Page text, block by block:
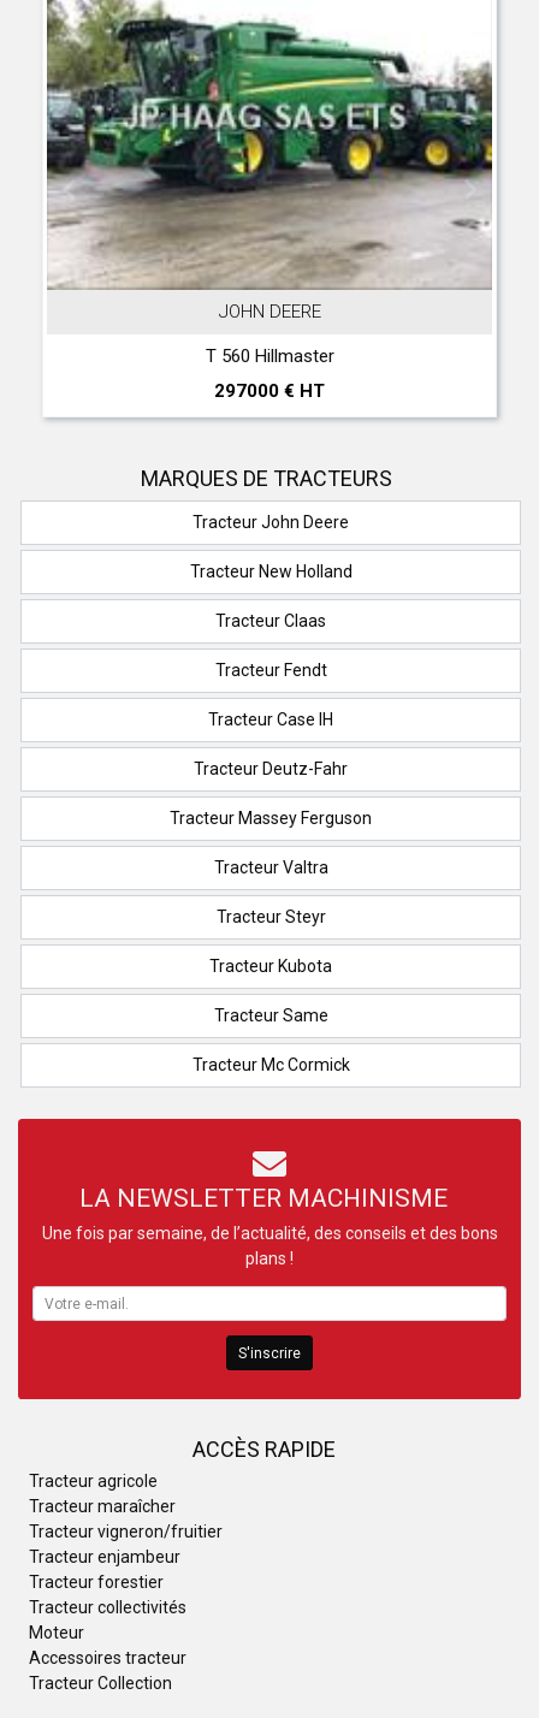
ACCÈS RAPIDE
Tracteur agricole
Tracteur maraîcher
Tracteur vigneron/fruitier
Tracteur enjambeur
Tracteur forestier
Tracteur collectivités
Moteur
Accessoires tracteur
Tracteur Collection
JOHN DEERE
T 560 Hillmaster
297000 € HT
MARQUES DE TRACTEURS
Tracteur John Deere
Tracteur New Holland
Tracteur Claas
Tracteur Fendt
Tracteur Case IH
Tracteur Deutz-Fahr
Tracteur Massey Ferguson
Tracteur Valtra
Tracteur Steyr
Tracteur Kubota
Tracteur Same
Tracteur Mc Cormick
LA NEWSLETTER MACHINISME
Une fois par semaine, de l’actualité, des conseils et des bons
plans !
S'inscrire